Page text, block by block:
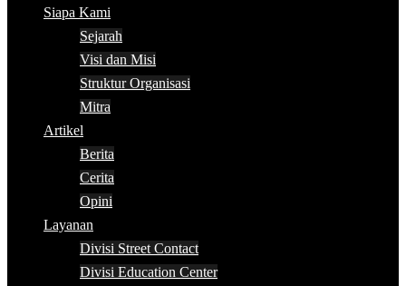
Siapa Kami
Sejarah
Visi dan Misi
Struktur Organisasi
Mitra
Artikel
Berita
Cerita
Opini
Layanan
Divisi Street Contact
Divisi Education Center